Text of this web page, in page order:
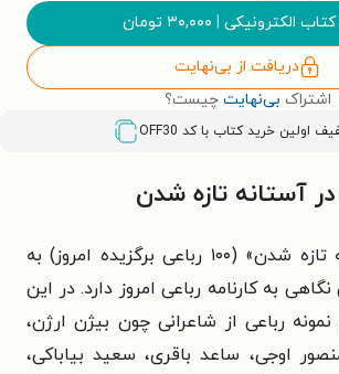
الکترونیکی | ۳۰,۰۰۰ تومان
دریافت از بی‌نهایت
اشتراک بی‌نهایت چیست؟
OFF30
آستانه تازه شدن
کتاب «در آستانه تازه شدن» (۱۰۰ رباعی برگزیده امروز) به
به کارنامه رباعی امروز دارد. در این
رباعی از شاعرانی چون بیژن ارژن،
اوجی، ساعد باقری، سعید بیاباکی،